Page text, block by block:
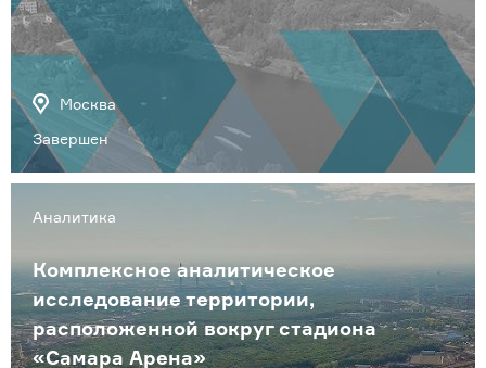
Москва
Завершен
Аналитика
Комплексное аналитическое
исследование территории,
расположенной вокруг стадиона
«Самара Арена»